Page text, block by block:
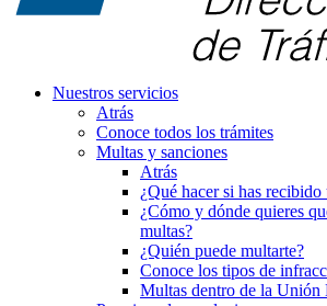
Nuestros servicios
Atrás
Conoce todos los trámites
Multas y sanciones
Atrás
¿Qué hacer si has recibido
¿Cómo y dónde quieres
multas?
¿Quién puede multarte?
Conoce los tipos de
Multas dentro de la Unión